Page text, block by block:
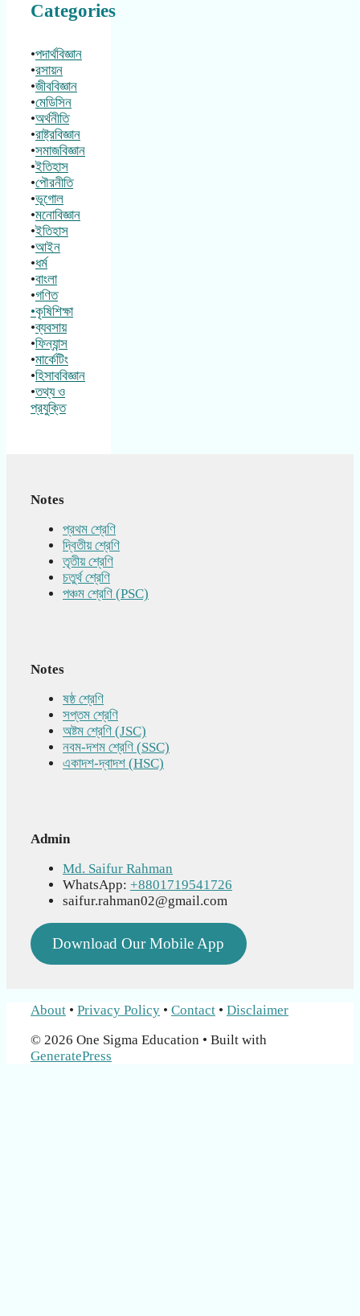
Categories
•পদার্থবিজ্ঞান
•রসায়ন
•জীববিজ্ঞান
•মেডিসিন
•অর্থনীতি
•রাষ্ট্রবিজ্ঞান
•সমাজবিজ্ঞান
•ইতিহাস
•পৌরনীতি
•ভূগোল
•মনোবিজ্ঞান
•ইতিহাস
•আইন
•ধর্ম
•বাংলা
•গণিত
•কৃষিশিক্ষা
•ব্যবসায়
•ফিন্যান্স
•মার্কেটিং
•হিসাববিজ্ঞান
•তথ্য ও
প্রযুক্তি
Notes
প্রথম শ্রেণি
দ্বিতীয় শ্রেণি
তৃতীয় শ্রেণি
চতুর্থ শ্রেণি
পঞ্চম শ্রেণি (PSC)
Notes
ষষ্ঠ শ্রেণি
সপ্তম শ্রেণি
অষ্টম শ্রেণি (JSC)
নবম-দশম শ্রেণি (SSC)
একাদশ-দ্বাদশ (HSC)
Admin
Md. Saifur Rahman
WhatsApp: +8801719541726
saifur.rahman02@gmail.com
Download Our Mobile App
About • Privacy Policy • Contact • Disclaimer
© 2026 One Sigma Education • Built with
GeneratePress